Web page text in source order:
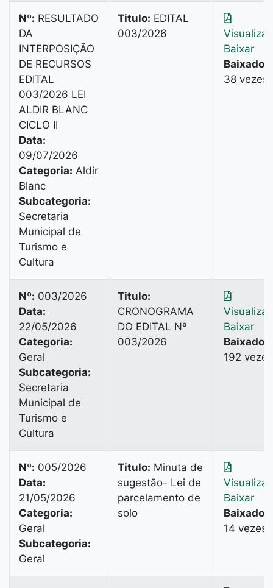
Nº: RESULTADO
DA
INTERPOSIÇÃO
DE RECURSOS
EDITAL
003/2026 LEI
ALDIR BLANC
CICLO II
Data:
09/07/2026
Categoria: Aldir
Blanc
Subcategoria:
Secretaria
Municipal de
Turismo e
Cultura
Titulo: EDITAL
003/2026
Baixar
Baixado:
38 vezes
Nº: 003/2026
Data:
22/05/2026
Categoria:
Geral
Subcategoria:
Secretaria
Municipal de
Turismo e
Cultura
Titulo:
CRONOGRAMA
DO EDITAL Nº
003/2026
Baixar
Baixado:
192 vezes
Nº: 005/2026
Data:
21/05/2026
Categoria:
Geral
Subcategoria:
Geral
Titulo: Minuta de
sugestão- Lei de
parcelamento de
solo
Baixar
Baixado:
14 vezes